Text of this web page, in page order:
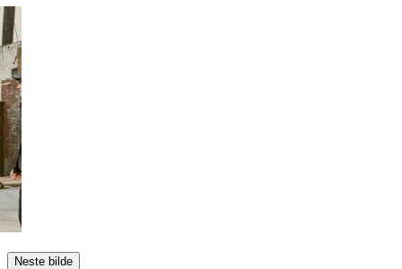
Neste bilde